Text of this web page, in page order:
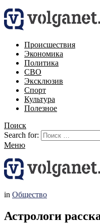
Происшествия
Экономика
Политика
СВО
Эксклюзив
Спорт
Культура
Полезное
Поиск
Search for:
Меню
in Общество
Астрологи